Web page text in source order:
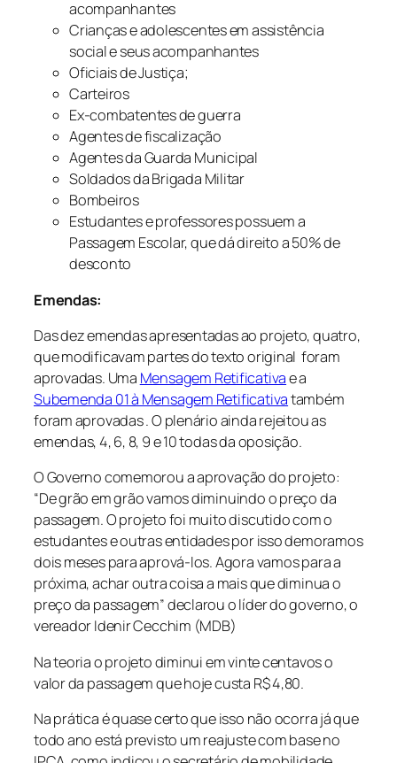
acompanhantes
Crianças e adolescentes em assistência
social e seus acompanhantes
Oficiais de Justiça;
Carteiros
Ex-combatentes de guerra
Agentes de fiscalização
Agentes da Guarda Municipal
Soldados da Brigada Militar
Bombeiros
Estudantes e professores possuem a
Passagem Escolar, que dá direito a 50% de
desconto
Emendas:
Das dez emendas apresentadas ao projeto, quatro,
que modificavam partes do texto original foram
aprovadas. Uma Mensagem Retificativae a
Subemenda 01 à Mensagem Retificativatambém
foram aprovadas . O plenário ainda rejeitou as
emendas, 4, 6, 8, 9 e 10 todas da oposição.
O Governo comemorou a aprovação do projeto:
“De grão em grão vamos diminuindo o preço da
passagem. O projeto foi muito discutido com o
estudantes e outras entidades por isso demoramos
dois meses para aprová-los. Agora vamos para a
próxima, achar outra coisa a mais que diminua o
preço da passagem” declarou o líder do governo, o
vereador Idenir Cecchim (MDB)
Na teoria o projeto diminui em vinte centavos o
valor da passagem que hoje custa R$ 4,80.
Na prática é quase certo que isso não ocorra já que
todo ano está previsto um reajuste com base no